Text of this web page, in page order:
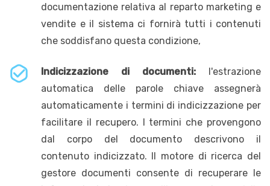
documentazione relativa al reparto marketing e
vendite e il sistema ci fornirà tutti i contenuti
che soddisfano questa condizione,
Indicizzazione di documenti: l'estrazione
automatica delle parole chiave assegnerà
automaticamente i termini di indicizzazione per
facilitare il recupero. I termini che provengono
dal corpo del documento descrivono il
contenuto indicizzato. Il motore di ricerca del
gestore documenti consente di recuperare le